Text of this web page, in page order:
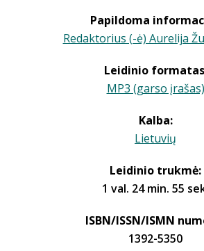
Papildoma
Redaktorius (-ė) Aurelija
Leidinio
MP3 (garso įrašas)
Kalba:
Lietuvių
Leidinio trukmė:
1 val. 24 min. 55
ISBN/ISSN/ISMN
1392-5350